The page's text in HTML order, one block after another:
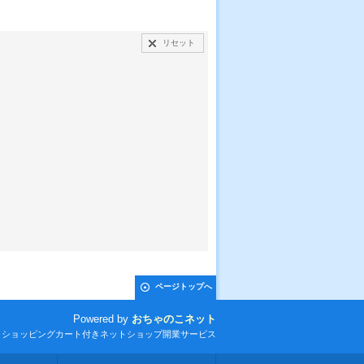
リセット
ページトップへ
Powered by おちゃのこネット
ョッピングカート付きネットショップ開業サービス